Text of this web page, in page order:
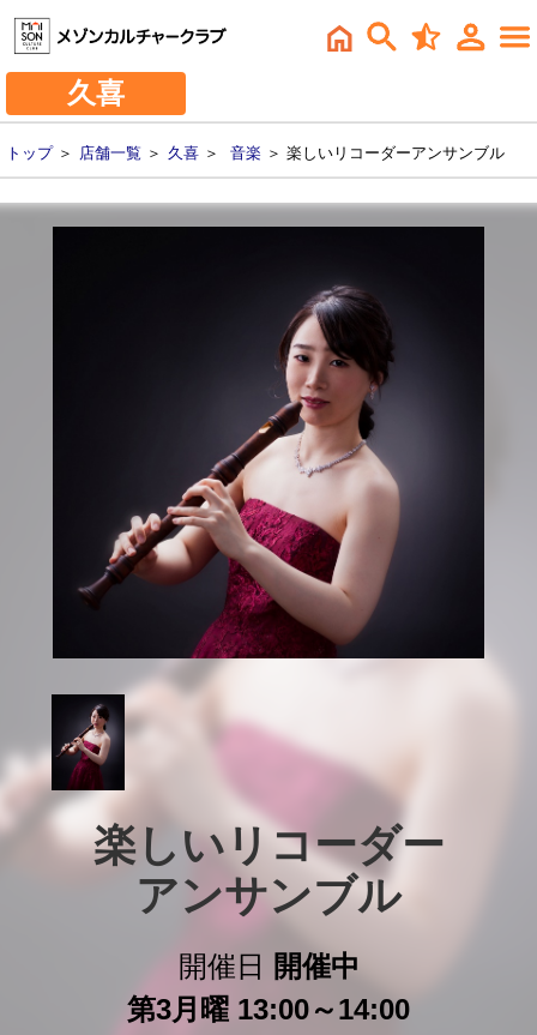
久喜
トップ＞ 店舗一覧 ＞ 久喜 ＞ 音楽 ＞ 楽しいリコーダーアンサンブル
楽しいリコーダー
アンサンブル
開催日
開催中
第3月曜 13:00～14:00